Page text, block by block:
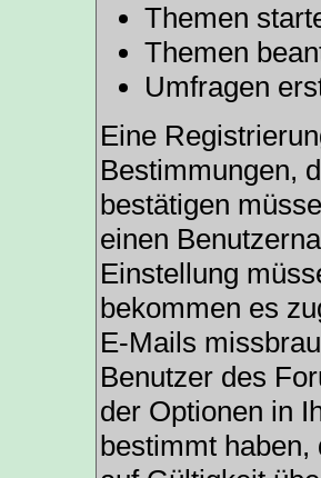
Themen
Themen
Umfragen
Eine
Bestimmungen,
bestätigen
einen
Einstellung
bekommen es
E-Mails
Benutzer des
der Optionen in
bestimmt